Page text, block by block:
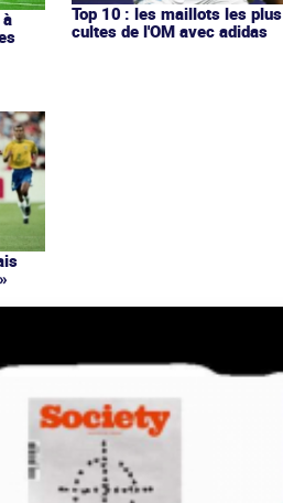
Top 10 : les maillots les plus
cultes de l'OM avec adidas